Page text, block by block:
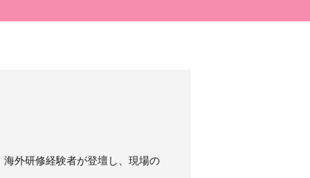
外研修経験者が登壇し、現場の